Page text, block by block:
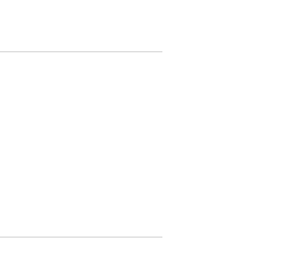
用レフィル 58g